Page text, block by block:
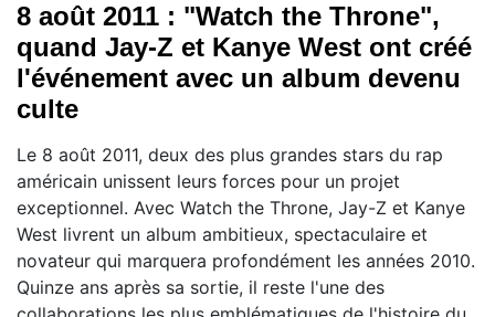
8 août 2011 : "Watch the Throne",
quand Jay-Z et Kanye West ont créé
l'événement avec un album devenu
culte
Le 8 août 2011, deux des plus grandes stars du rap
américain unissent leurs forces pour un projet
exceptionnel. Avec Watch the Throne, Jay-Z et Kanye
West livrent un album ambitieux, spectaculaire et
novateur qui marquera profondément les années 2010.
Quinze ans après sa sortie, il reste l'une des